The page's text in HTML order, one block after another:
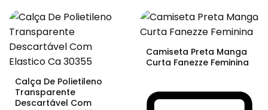
Calça De Polietileno
Transparente
Descartável Com
Camiseta Preta Manga
Curta Fanezze Feminina